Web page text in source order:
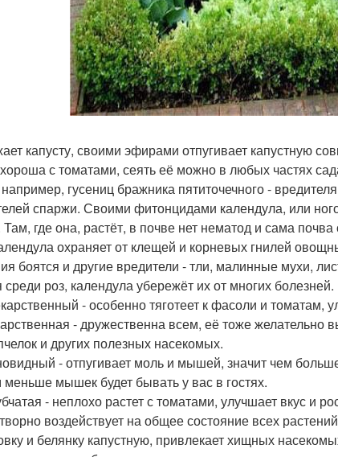
капусту, своими эфирами отпугивает капустную
с томатами, сеять её можно в любых частях
гусениц бражника пятиточечного -
спаржи. Своими фитонцидами календула, или
Там, где она, растёт, в почве нет нематод и сама
охраняет от клещей и корневых гнилей
боятся и другие вредители - тли, малинные мухи,
роз, календула убережёт их от многих болезней.
- особенно тяготеет к фасоли и томатам,
- дружественна всем, её тоже желательно
и других полезных насекомых.
- отпугивает моль и мышей, значит чем больше
меньше мышек будет бывать у вас в гостях.
- неплохо растет с томатами, улучшает вкус и
воздействует на общее состояние всех
и белянку капустную, привлекает хищных